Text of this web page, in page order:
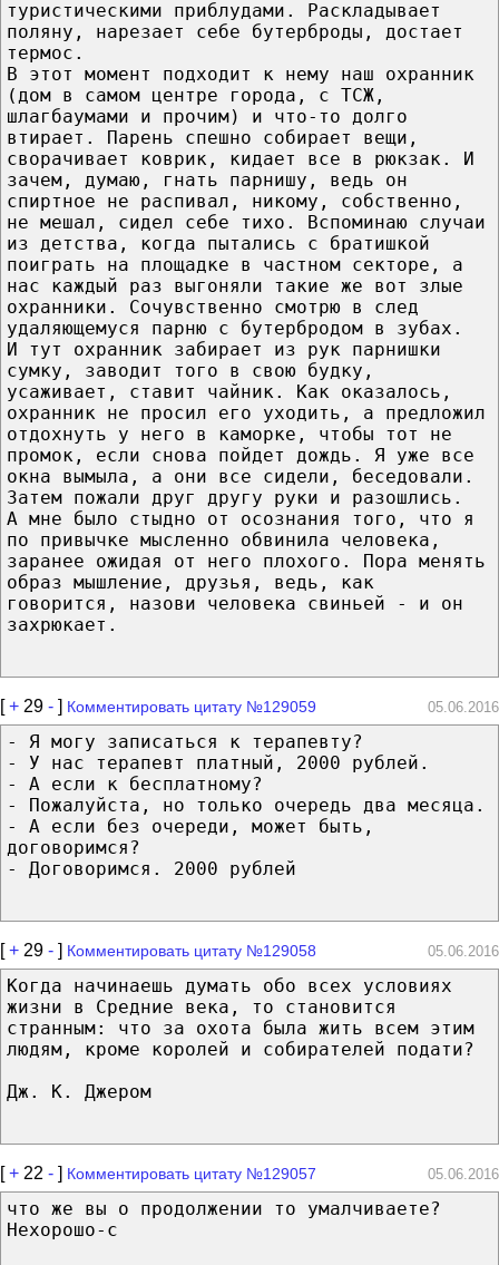
туристическими приблудами. Раскладывает
поляну, нарезает себе бутерброды, достает
термос.
В этот момент подходит к нему наш охранник
(дом в самом центре города, с ТСЖ,
шлагбаумами и прочим) и что-то долго
втирает. Парень спешно собирает вещи,
сворачивает коврик, кидает все в рюкзак. И
зачем, думаю, гнать парнишу, ведь он
спиртное не распивал, никому, собственно,
не мешал, сидел себе тихо. Вспоминаю случаи
из детства, когда пытались с братишкой
поиграть на площадке в частном секторе, а
нас каждый раз выгоняли такие же вот злые
охранники. Сочувственно смотрю в след
удаляющемуся парню с бутербродом в зубах.
И тут охранник забирает из рук парнишки
сумку, заводит того в свою будку,
усаживает, ставит чайник. Как оказалось,
охранник не просил его уходить, а предложил
отдохнуть у него в каморке, чтобы тот не
промок, если снова пойдет дождь. Я уже все
окна вымыла, а они все сидели, беседовали.
Затем пожали друг другу руки и разошлись.
А мне было стыдно от осознания того, что я
по привычке мысленно обвинила человека,
заранее ожидая от него плохого. Пора менять
образ мышление, друзья, ведь, как
говорится, назови человека свиньей - и он
захрюкает.
[+ 29 - ] Комментировать цитату №129059 05.06.2016
- Я могу записаться к терапевту?
- У нас терапевт платный, 2000 рублей.
- А если к бесплатному?
- Пожалуйста, но только очередь два месяца.
- А если без очереди, может быть,
договоримся?
- Договоримся. 2000 рублей
[+ 29 - ] Комментировать цитату №129058 05.06.2016
Когда начинаешь думать обо всех условиях
жизни в Средние века, то становится
странным: что за охота была жить всем этим
людям, кроме королей и собирателей подати?
Дж. К. Джером
[+ 22 - ] Комментировать цитату №129057 05.06.2016
что же вы о продолжении то умалчиваете?
Нехорошо-с